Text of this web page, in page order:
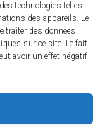
technologies telles
des appareils. Le
traiter des données
sur ce site. Le fait
avoir un effet négatif